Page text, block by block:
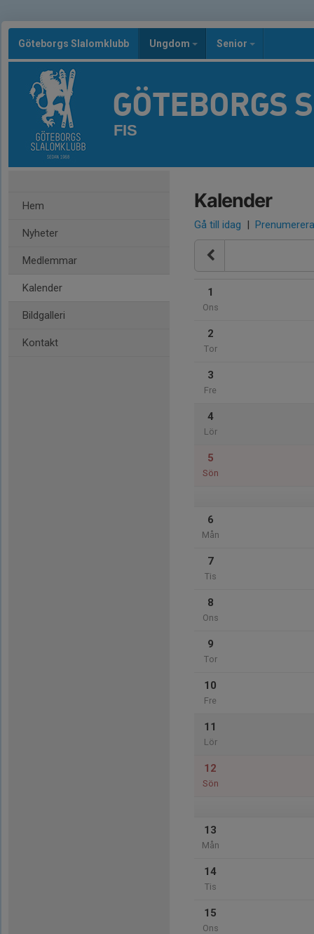
Göteborgs Slalomklubb Ungdom Senior
GÖTEBORGS
FIS
Hem
Nyheter
Medlemmar
Kalender
Bildgalleri
Kontakt
Kalender
Gå till idag | Prenumerera
1
Ons
2
Tor
3
Fre
4
Lör
5
Sön
6
Mån
7
Tis
8
Ons
9
Tor
10
Fre
11
Lör
12
Sön
13
Mån
14
Tis
15
Ons